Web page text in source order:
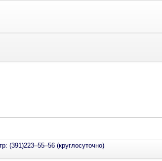
(391)223–55–56 (круглосуточно)